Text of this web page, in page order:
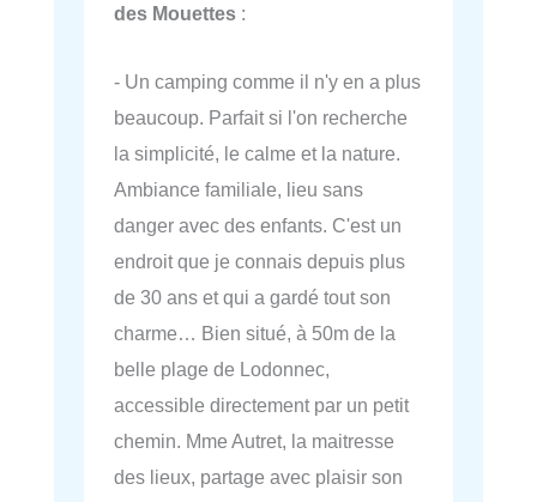
des Mouettes :
- Un camping comme il n'y en a plus
beaucoup. Parfait si l'on recherche
la simplicité, le calme et la nature.
Ambiance familiale, lieu sans
danger avec des enfants. C'est un
endroit que je connais depuis plus
de 30 ans et qui a gardé tout son
charme… Bien situé, à 50m de la
belle plage de Lodonnec,
accessible directement par un petit
chemin. Mme Autret, la maitresse
des lieux, partage avec plaisir son